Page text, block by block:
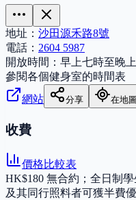
地址： 沙田源禾路8號
電話： 2604 5987
開放時間： 早上七時至晚
參閱各個健身室的時間表
網站
分享 在地
收費
價格比較表
HK$180 無合約；全日制
及其同行照料者可獲半費